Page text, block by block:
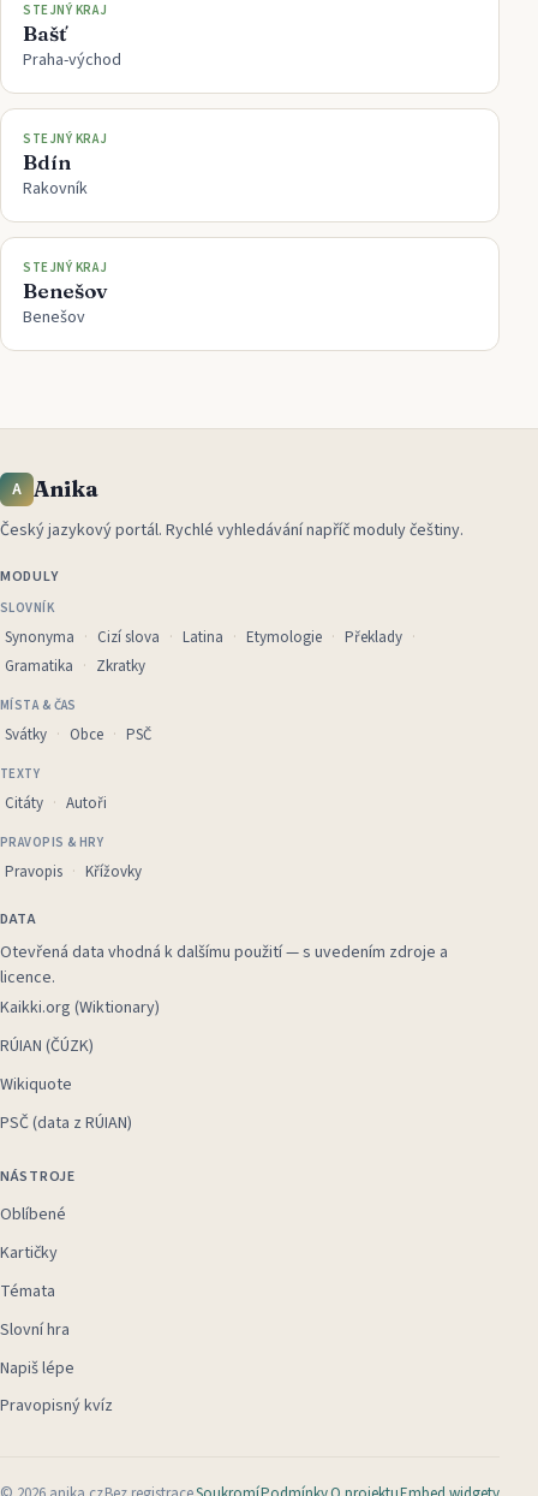
STEJNÝ KRAJ
Bašť
Praha-východ
STEJNÝ KRAJ
Bdín
Rakovník
STEJNÝ KRAJ
Benešov
Benešov
A Anika
Český jazykový portál. Rychlé vyhledávání napříč moduly češtiny.
MODULY
SLOVNÍK
Synonyma Cizí slova Latina Etymologie
Překlady
Gramatika
Zkratky
MÍSTA & ČAS
Svátky Obce PSČ
TEXTY
Citáty Autoři
PRAVOPIS & HRY
Pravopis Křížovky
DATA
Otevřená data vhodná k dalšímu použití — s uvedením zdroje a
licence.
Kaikki.org (Wiktionary)
RÚIAN (ČÚZK)
Wikiquote
PSČ (data z RÚIAN)
NÁSTROJE
Oblíbené
Kartičky
Témata
Slovní hra
Napiš lépe
Pravopisný kvíz